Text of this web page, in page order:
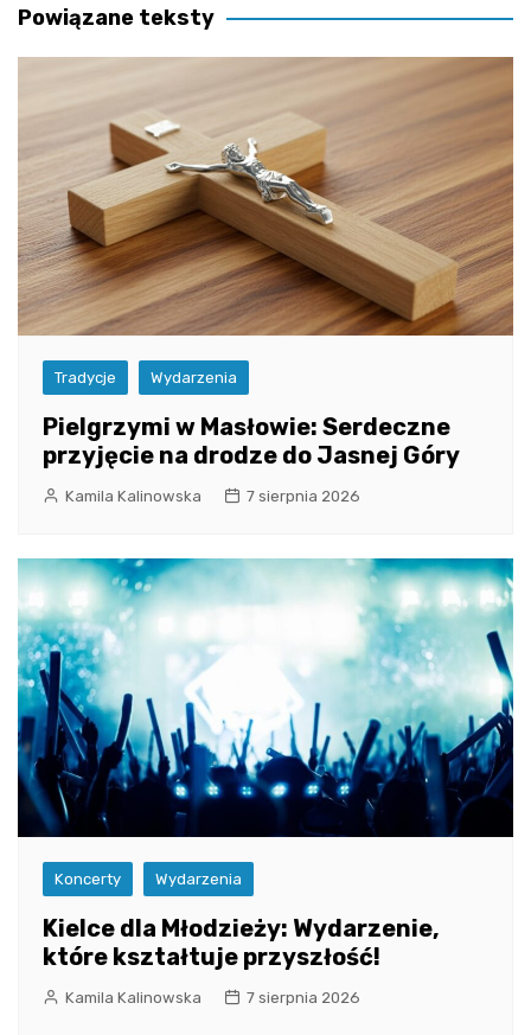
Powiązane teksty
Tradycje Wydarzenia
Pielgrzymi w Masłowie: Serdeczne
przyjęcie na drodze do Jasnej Góry
Kamila Kalinowska 7 sierpnia 2026
Koncerty Wydarzenia
Kielce dla Młodzieży: Wydarzenie,
które kształtuje przyszłość!
Kamila Kalinowska 7 sierpnia 2026